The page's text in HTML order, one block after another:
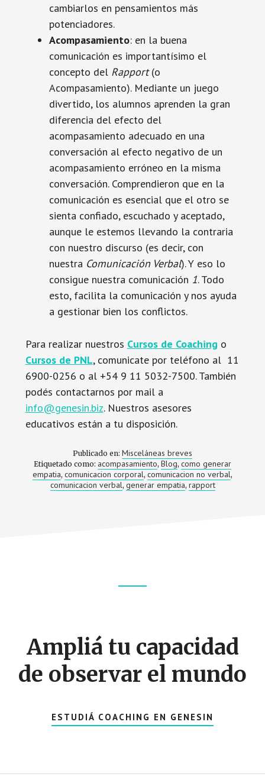
cambiarlos en pensamientos más
potenciadores.
Acompasamiento: en la buena
comunicación es importantísimo el
concepto del Rapport(o
Acompasamiento). Mediante un juego
divertido, los alumnos aprenden la gran
diferencia del efecto del
acompasamiento adecuado en una
conversación al efecto negativo de un
acompasamiento erróneo en la misma
conversación. Comprendieron que en la
comunicación es esencial que el otro se
sienta confiado, escuchado y aceptado,
aunque le estemos llevando la contraria
con nuestro discurso (es decir, con
nuestra Comunicación Verbal). Y eso lo
consigue nuestra comunicación 1. Todo
esto, facilita la comunicación y nos ayuda
a gestionar bien los conflictos.
Para realizar nuestros Cursos de Coaching o
Cursos de PNL, comunicate por teléfono al 11
6900-0256 o al +54 9 11 5032-7500. También
podés contactarnos por mail a
info@genesin.biz. Nuestros asesores
educativos están a tu disposición.
Publicado en: Misceláneas breves
Etiquetado como: acompasamiento, Blog, como generar
empatia, comunicacion corporal, comunicacion no verbal,
comunicacion verbal, generar empatia, rapport
Ampliá tu capacidad
de observar el mundo
ESTUDIÁ COACHING EN GENESIN